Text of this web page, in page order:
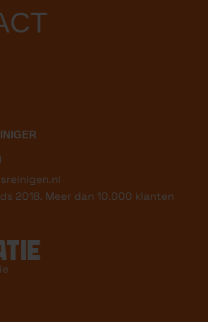
2018. Meer dan 10.000 klanten